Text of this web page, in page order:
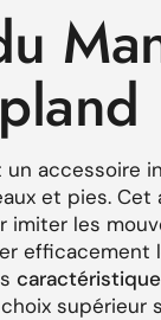
un accessoire
et pies. Cet
les
efficacement
supérieur